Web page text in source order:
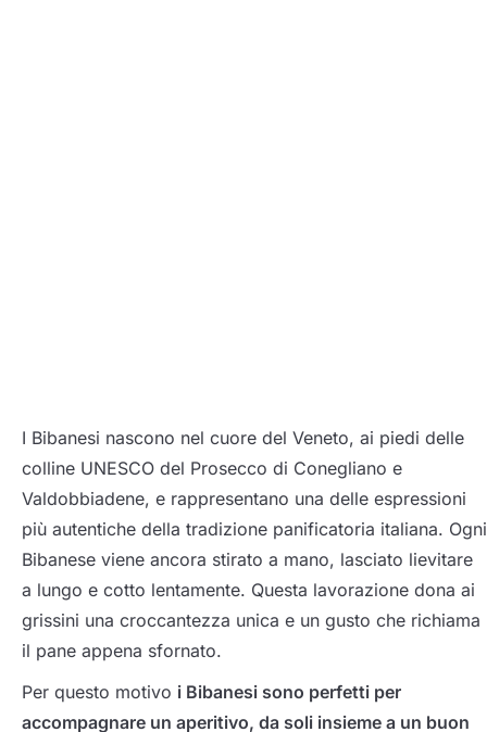
I Bibanesi nascono nel cuore del Veneto, ai piedi delle
colline UNESCO del Prosecco di Conegliano e
Valdobbiadene, e rappresentano una delle espressioni
più autentiche della tradizione panificatoria italiana. Ogni
Bibanese viene ancora stirato a mano, lasciato lievitare
a lungo e cotto lentamente. Questa lavorazione dona ai
grissini una croccantezza unica e un gusto che richiama
il pane appena sfornato.
Per questo motivo i Bibanesi sono perfetti per
accompagnare un aperitivo, da soli insieme a un buon